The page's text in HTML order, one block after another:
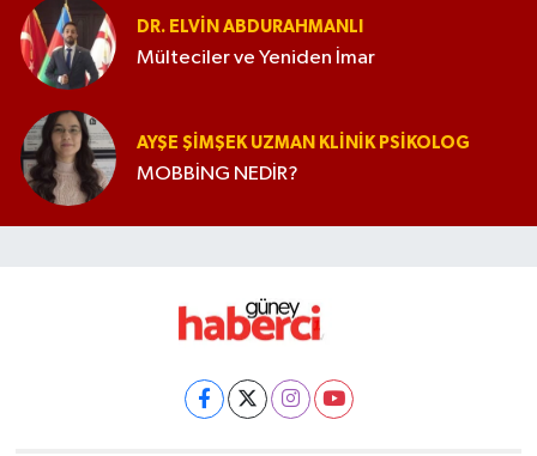
DR. ELVIN ABDURAHMANLI
Mülteciler ve Yeniden İmar
AYŞE ŞIMŞEK UZMAN KLINIK PSIKOLOG
MOBBİNG NEDİR?